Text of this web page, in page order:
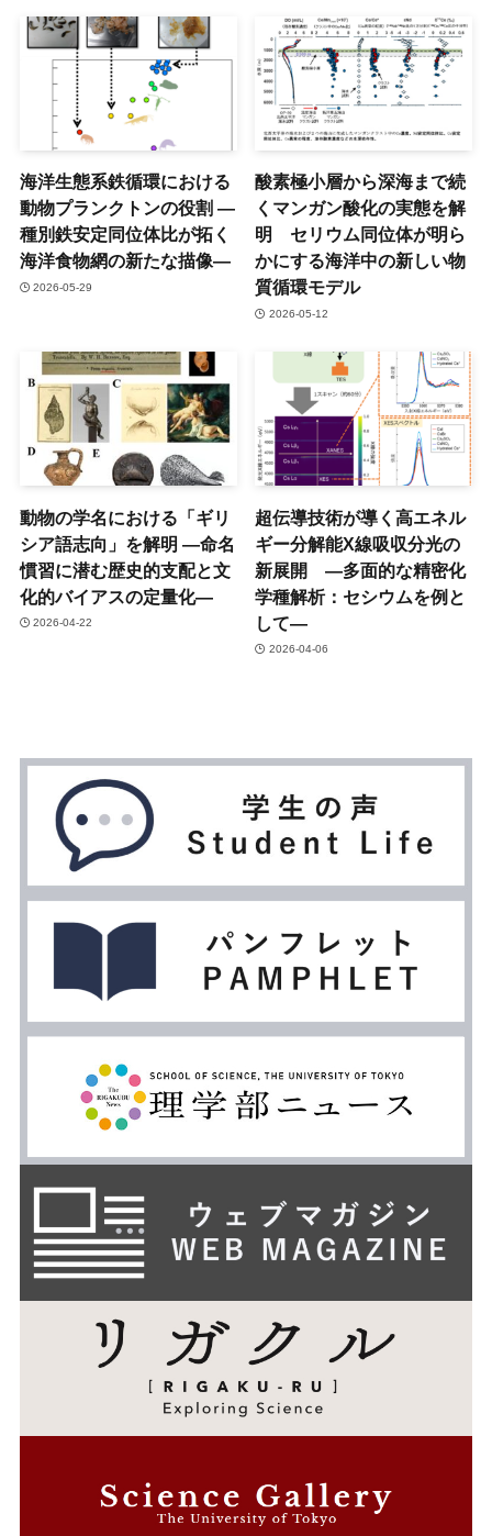
海洋生態系鉄循環における
動物プランクトンの役割 ―
種別鉄安定同位体比が拓く
海洋食物網の新たな描像―
2026-05-29
酸素極小層から深海まで続
くマンガン酸化の実態を解
明 セリウム同位体が明ら
かにする海洋中の新しい物
質循環モデル
2026-05-12
動物の学名における「ギリ
シア語志向」を解明 ―命名
慣習に潜む歴史的支配と文
化的バイアスの定量化―
2026-04-22
超伝導技術が導く高エネル
ギー分解能X線吸収分光の
新展開 ―多面的な精密化
学種解析：セシウムを例と
して―
2026-04-06